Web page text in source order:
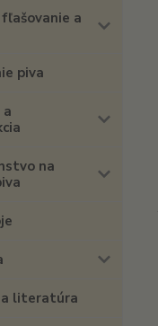
a
piva
na
a literatúra